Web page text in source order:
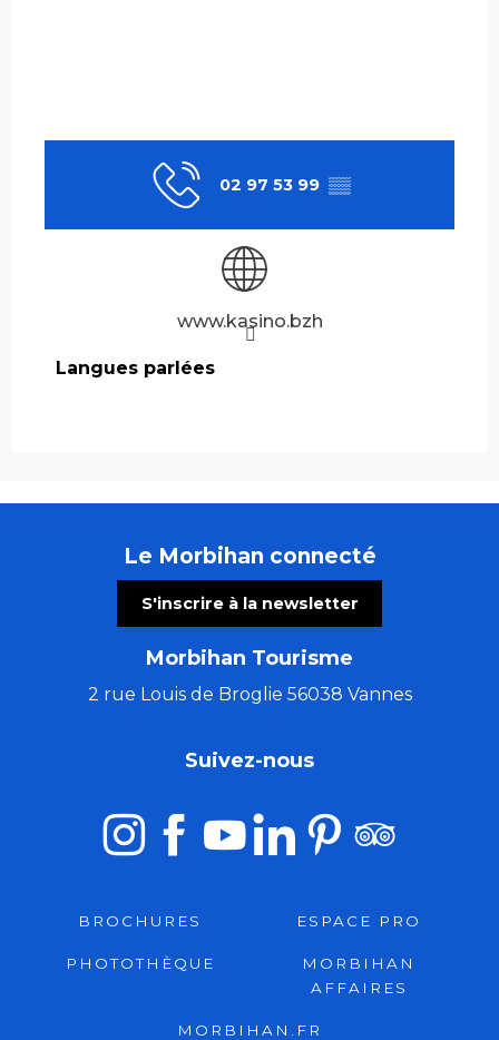
02 97 53 99 ▒▒
www.kasino.bzh
Langues parlées
Langues parlées
Le Morbihan connecté
S'inscrire à la newsletter
Morbihan Tourisme
2 rue Louis de Broglie 56038 Vannes
Suivez-nous
BROCHURES ESPACE PRO
PHOTOTHÈQUE
MORBIHAN
AFFAIRES
MORBIHAN.FR